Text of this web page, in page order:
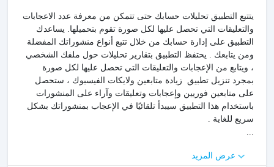
يتتبع التطبيق تحليلات حسابك حتى تتمكن من معرفة عدد الاعجابات
والتعليقات التي تحصل عليها لكل صورة تقوم بتحميلها. يساعدك
التطبيق على إدارة حسابك من خلال تتبع أنواع منشوراتك المفضلة
ومن يتابعك . يحتفظ التطبيق بتقارير تحليلات حول ملفك الشخصي
، ويتابع من الإعجابات والتعليقات التي تحصل عليها لكل صورة
بمجرد تنزيل تطبيق زيادة متابعين ولايكات الفيسبوك ، ستحصل
على متابعين فوريين وإعجابات وتعليقات وآراء على المنشورات
باستخدام هذا التطبيق سيبدأ تلقائيًا في الإعجاب بمنشوراتك بشكل
سريع للغاية .
عرض المزيد